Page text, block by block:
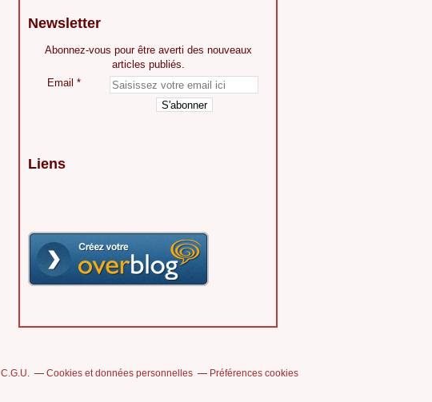
Newsletter
Abonnez-vous pour être averti des nouveaux
articles publiés.
Email
Liens
C.G.U. Cookies et données personnelles Préférences cookies